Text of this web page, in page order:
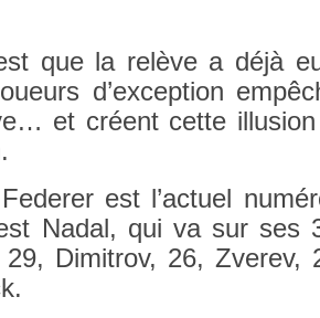
que la relève a déjà
d’ex­cep­tion
et créent cette
est l’ac­tuel
Nadal, qui va sur
Di­mit­rov, 26, Zverev,